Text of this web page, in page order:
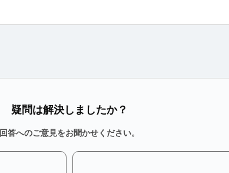
疑問は解決しましたか？
回答へのご意見をお聞かせください。